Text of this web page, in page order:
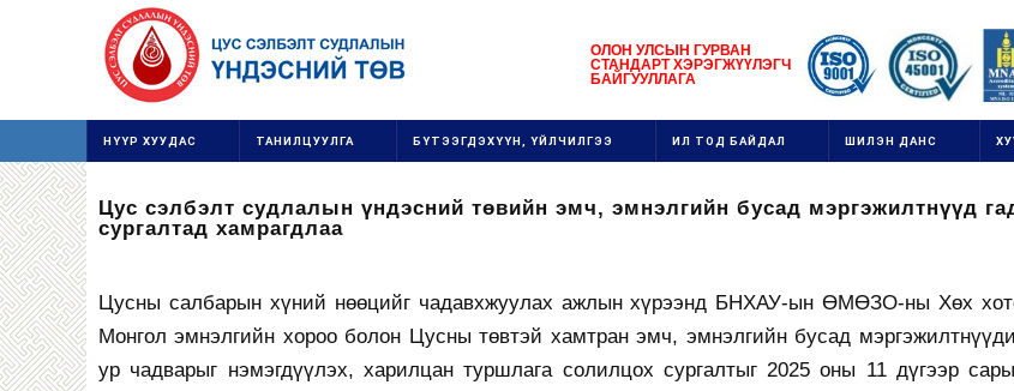
ОЛОН УЛСЫН ГУРВАН
СТАНДАРТ ХЭРЭГЖҮҮЛЭГЧ
БАЙГУУЛЛАГА
НҮҮР ХУУДАС ТАНИЛЦУУЛГА БҮТЭЭГДЭХҮҮН, ҮЙЛЧИЛГЭЭ ИЛ ТОД БАЙДАЛ ШИЛЭН ДАНС
Цус сэлбэлт судлалын үндэсний төвийн эмч, эмнэлгийн бусад мэргэжилтнүүд
сургалтад хамрагдлаа
Цусны салбарын хүний нөөцийг чадавхжуулах ажлын хүрээнд БНХАУ-ын ӨМӨЗО-ны Хөх
Монгол эмнэлгийн хороо болон Цусны төвтэй хамтран эмч, эмнэлгийн бусад
ур чадварыг нэмэгдүүлэх, харилцан туршлага солилцох сургалтыг 2025 оны 11 дүгээр